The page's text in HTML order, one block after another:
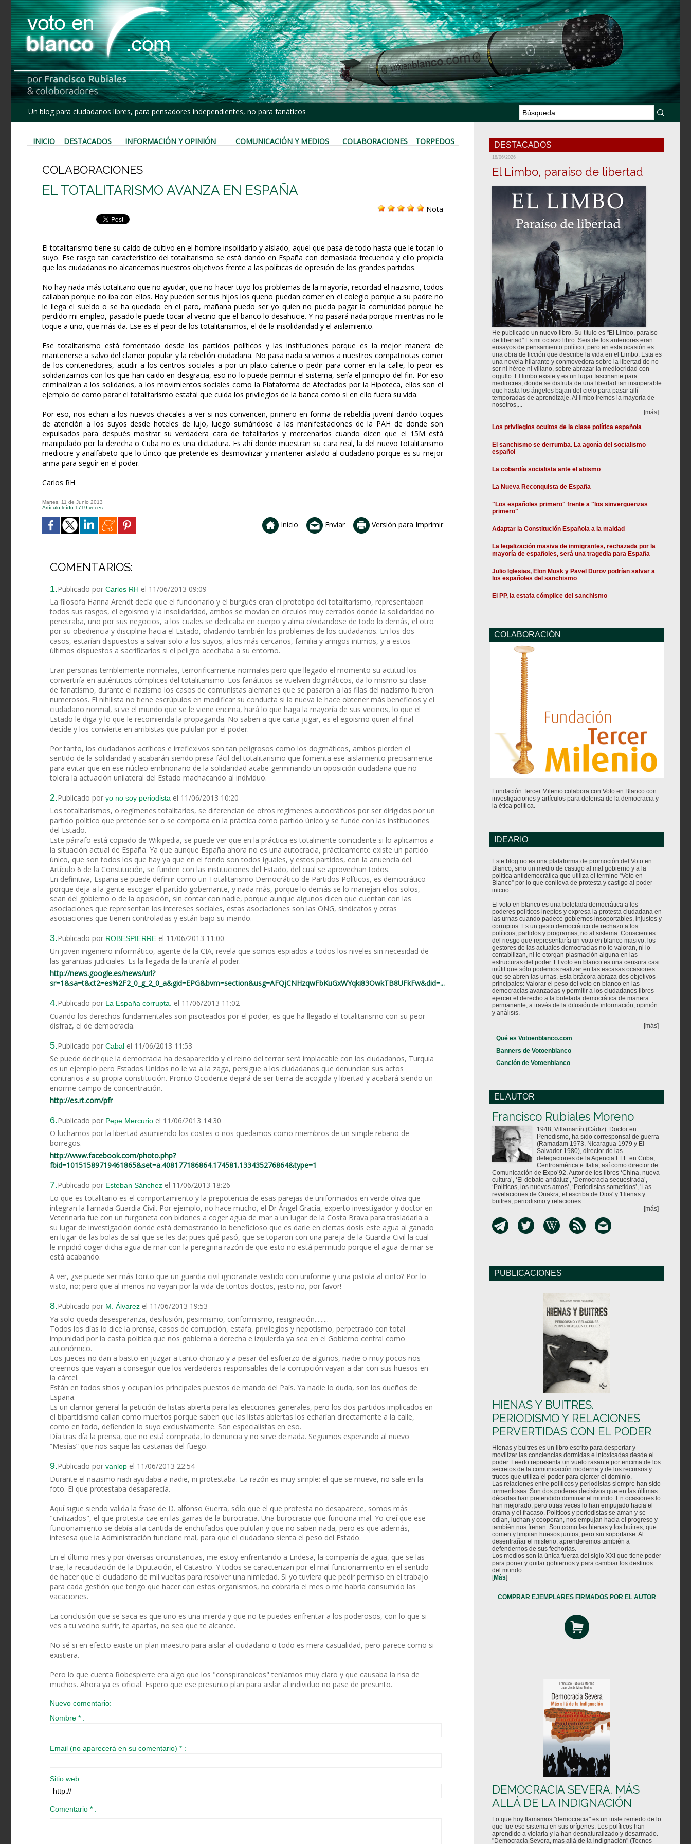
Un blog para ciudadanos libres, para pensadores independientes, no para fanáticos
INICIO DESTACADOS INFORMACIÓN Y OPINIÓN COMUNICACIÓN Y MEDIOS COLABORACIONES TORPEDOS
COLABORACIONES
EL TOTALITARISMO AVANZA EN ESPAÑA
Nota
El totalitarismo tiene su caldo de cultivo en el hombre insolidario y aislado, aquel que pasa de todo hasta que le tocan lo
suyo. Ese rasgo tan característico del totalitarismo se está dando en España con demasiada frecuencia y ello propicia
que los ciudadanos no alcancemos nuestros objetivos frente a las políticas de opresión de los grandes partidos.
No hay nada más totalitario que no ayudar, que no hacer tuyo los problemas de la mayoría, recordad el nazismo, todos
callaban porque no iba con ellos. Hoy pueden ser tus hijos los queno puedan comer en el colegio porque a su padre no
le llega el sueldo o se ha quedado en el paro, mañana puedo ser yo quien no pueda pagar la comunidad porque he
perdido mi empleo, pasado le puede tocar al vecino que el banco lo desahucie. Y no pasará nada porque mientras no le
toque a uno, que más da. Ese es el peor de los totalitarismos, el de la insolidaridad y el aislamiento.
Ese totalitarismo está fomentado desde los partidos políticos y las instituciones porque es la mejor manera de
mantenerse a salvo del clamor popular y la rebelión ciudadana. No pasa nada si vemos a nuestros compatriotas comer
de los contenedores, acudir a los centros sociales a por un plato caliente o pedir para comer en la calle, lo peor es
solidarizarnos con los que han caido en desgracia, eso no lo puede permitir el sistema, sería el principio del fin. Por eso
criminalizan a los solidarios, a los movimientos sociales como la Plataforma de Afectados por la Hipoteca, ellos son el
ejemplo de como parar el totalitarismo estatal que cuida los privilegios de la banca como si en ello fuera su vida.
Por eso, nos echan a los nuevos chacales a ver si nos convencen, primero en forma de rebeldía juvenil dando toques
de atención a los suyos desde hoteles de lujo, luego sumándose a las manifestaciones de la PAH de donde son
expulsados para después mostrar su verdadera cara de totalitarios y mercenarios cuando dicen que el 15M está
manipulado por la derecha o Cuba no es una dictadura. Es ahí donde muestran su cara real, la del nuevo totalitarismo
mediocre y analfabeto que lo único que pretende es desmovilizar y mantener aislado al ciudadano porque es su mejor
arma para seguir en el poder.
Carlos RH
- -
Martes, 11 de Junio 2013
Artículo leído 1719 veces
Inicio Enviar Versión para Imprimir
COMENTARIOS:
1.Publicado por Carlos RH el 11/06/2013 09:09
La filosofa Hanna Arendt decía que el funcionario y el burgués eran el prototipo del totalitarismo, representaban
todos sus rasgos, el egoismo y la insolidaridad, ambos se movían en círculos muy cerrados donde la solidaridad no
penetraba, uno por sus negocios, a los cuales se dedicaba en cuerpo y alma olvidandose de todo lo demás, el otro
por su obediencia y disciplina hacia el Estado, olvidando también los problemas de los ciudadanos. En los dos
casos, estarían dispuestos a salvar solo a los suyos, a los más cercanos, familia y amigos intimos, y a estos
últimos dispuestos a sacrificarlos si el peligro acechaba a su entorno.
Eran personas terriblemente normales, terrorificamente normales pero que llegado el momento su actitud los
convertiría en auténticos cómplices del totalitarismo. Los fanáticos se vuelven dogmáticos, da lo mismo su clase
de fanatismo, durante el nazismo los casos de comunistas alemanes que se pasaron a las filas del nazismo fueron
numerosos. El nihilista no tiene escrúpulos en modificar su conducta si la nueva le hace obtener más beneficios y el
ciudadano normal, si ve el mundo que se le viene encima, hará lo que haga la mayoría de sus vecinos, lo que el
Estado le diga y lo que le recomienda la propaganda. No saben a que carta jugar, es el egoismo quien al final
decide y los convierte en arribistas que pululan por el poder.
Por tanto, los ciudadanos acríticos e irreflexivos son tan peligrosos como los dogmáticos, ambos pierden el
sentido de la solidaridad y acabarán siendo presa fácil del totalitarismo que fomenta ese aislamiento precisamente
para evitar que en ese núcleo embrionario de la solidaridad acabe germinando un oposición ciudadana que no
tolera la actuación unilateral del Estado machacando al individuo.
2.Publicado por yo no soy periodista el 11/06/2013 10:20
Los totalitarismos, o regímenes totalitarios, se diferencian de otros regímenes autocráticos por ser dirigidos por un
partido político que pretende ser o se comporta en la práctica como partido único y se funde con las instituciones
del Estado.
Este párrafo está copiado de Wikipedia, se puede ver que en la práctica es totalmente coincidente si lo aplicamos a
la situación actual de España. Ya que aunque España ahora no es una autocracia, prácticamente existe un partido
único, que son todos los que hay ya que en el fondo son todos iguales, y estos partidos, con la anuencia del
Artículo 6 de la Constitución, se funden con las instituciones del Estado, del cual se aprovechan todos.
En definitiva, España se puede definiir como un Totalitarismo Democrático de Partidos Políticos, es democrático
porque deja a la gente escoger el partido gobernante, y nada más, porque lo demás se lo manejan ellos solos,
sean del gobierno o de la oposición, sin contar con nadie, porque aunque algunos dicen que cuentan con las
asociaciones que representan los intereses sociales, estas asociaciones son las ONG, sindicatos y otras
asociaciones que tienen controladas y están bajo su mando.
3.Publicado por ROBESPIERRE el 11/06/2013 11:00
Un joven ingeniero informático, agente de la CIA, revela que somos espiados a todos los niveles sin necesidad de
las garantias judiciales. Es la llegada de la tiranía al poder.
http://news.google.es/news/url?
sr=1&sa=t&ct2=es%2F2_0_g_2_0_a&gid=EPG&bvm=section&usg=AFQjCNHzqwFbKuGxWYqki83OwkTB8UFkFw&did=...
4.Publicado por La España corrupta.
el 11/06/2013 11:02
Cuando los derechos fundamentales son pisoteados por el poder, es que ha llegado el totalitarismo con su peor
disfraz, el de democracia.
5.Publicado por Cabal el 11/06/2013 11:53
Se puede decir que la democracia ha desaparecido y el reino del terror será implacable con los ciudadanos, Turquia
es un ejemplo pero Estados Unidos no le va a la zaga, persigue a los ciudadanos que denuncian sus actos
contrarios a su propia constitución. Pronto Occidente dejará de ser tierra de acogida y libertad y acabará siendo un
enorme campo de concentración.
http://es.rt.com/pfr
6.Publicado por Pepe Mercurio el 11/06/2013 14:30
O luchamos por la libertad asumiendo los costes o nos quedamos como miembros de un simple rebaño de
borregos.
http://www.facebook.com/photo.php?
fbid=10151589719461865&set=a.408177186864.174581.133435276864&type=1
7.Publicado por Esteban Sánchez el 11/06/2013 18:26
Lo que es totalitario es el comportamiento y la prepotencia de esas parejas de uniformados en verde oliva que
integran la llamada Guardia Civil. Por ejemplo, no hace mucho, el Dr Ángel Gracia, experto investigador y doctor en
Veterinaria fue con un furgoneta con bidones a coger agua de mar a un lugar de la Costa Brava para trasladarla a
su lugar de investigación donde está demostrando lo beneficioso que es darle en ciertas dosis este agua al ganado
en lugar de las bolas de sal que se les da; pues qué pasó, que se toparon con una pareja de la Guardia Civil la cual
le impidió coger dicha agua de mar con la peregrina razón de que esto no está permitido porque el agua de mar se
está acabando.
A ver, ¿se puede ser más tonto que un guardia civil ignoranate vestido con uniforme y una pistola al cinto? Por lo
visto, no; pero que al menos no vayan por la vida de tontos doctos, ¡esto no, por favor!
8.Publicado por M. Álvarez el 11/06/2013 19:53
Ya solo queda desesperanza, desilusión, pesimismo, conformismo, resignación.........
Todos los días lo dice la prensa, casos de corrupción, estafa, privilegios y nepotismo, perpetrado con total
impunidad por la casta política que nos gobierna a derecha e izquierda ya sea en el Gobierno central como
autonómico.
Los jueces no dan a basto en juzgar a tanto chorizo y a pesar del esfuerzo de algunos, nadie o muy pocos nos
creemos que vayan a conseguir que los verdaderos responsables de la corrupción vayan a dar con sus huesos en
la cárcel.
Están en todos sitios y ocupan los principales puestos de mando del País. Ya nadie lo duda, son los dueños de
España.
Es un clamor general la petición de listas abierta para las elecciones generales, pero los dos partidos implicados en
el bipartidismo callan como muertos porque saben que las listas abiertas los echarían directamente a la calle,
como en todo, defienden lo suyo exclusivamente. Son especialistas en eso.
Día tras día la prensa, que no está comprada, lo denuncia y no sirve de nada. Seguimos esperando al nuevo
“Mesías” que nos saque las castañas del fuego.
9.Publicado por vanlop el 11/06/2013 22:54
Durante el nazismo nadi ayudaba a nadie, ni protestaba. La razón es muy simple: el que se mueve, no sale en la
foto. El que protestaba desaparecía.
Aquí sigue siendo valida la frase de D. alfonso Guerra, sólo que el que protesta no desaparece, somos más
"civilizados", el que protesta cae en las garras de la burocracia. Una burocracia que funciona mal. Yo creí que ese
funcionamiento se debía a la cantida de enchufados que pululan y que no saben nada, pero es que además,
intesesa que la Administración funcione mal, para que el ciudadano sienta el peso del Estado.
En el último mes y por diversas circunstancias, me estoy enfrentando a Endesa, la compañía de agua, que se las
trae, la recaudación de la Diputación, el Catastro. Y todos se caracterizan por el mal funcionamiento en el sentido
de hacer que el ciudadano de mil vueltas para resolver una nimiedad. Si yo tuviera que pedir permiso en el trabajo
para cada gestión que tengo que hacer con estos organismos, no cobraría el mes o me habría consumido las
vacaciones.
La conclusión que se saca es que uno es una mierda y que no te puedes enfrentar a los poderosos, con lo que si
ves a tu vecino sufrir, te apartas, no sea que te alcance.
No sé si en efecto existe un plan maestro para aislar al ciudadano o todo es mera casualidad, pero parece como si
existiera.
Pero lo que cuenta Robespierre era algo que los "conspiranoicos" teníamos muy claro y que causaba la risa de
muchos. Ahora ya es oficial. Espero que ese presunto plan para aislar al individuo no pase de presunto.
Nuevo comentario:
Nombre * :
Email (no aparecerá en su comentario) * :
Sitio web :
Comentario * :
DESTACADOS
18/06/2026
El Limbo, paraíso de libertad
He publicado un nuevo libro. Su título es "El Limbo, paraíso
de libertad" Es mi octavo libro. Seis de los anteriores eran
ensayos de pensamiento político, pero en esta ocasión es
una obra de ficción que describe la vida en el Limbo. Esta es
una novela hilarante y conmovedora sobre la libertad de no
ser ni héroe ni villano, sobre abrazar la mediocridad con
orgullo. El limbo existe y es un lugar fascinante para
mediocres, donde se disfruta de una libertad tan insuperable
que hasta los ángeles bajan del cielo para pasar allí
temporadas de aprendizaje. Al limbo iremos la mayoría de
nosotros,...
[más]
Los privilegios ocultos de la clase política española
El sanchismo se derrumba. La agonía del socialismo
español
La cobardía socialista ante el abismo
La Nueva Reconquista de España
"Los españoles primero" frente a "los sinvergüenzas
primero"
Adaptar la Constitución Española a la maldad
La legalización masiva de inmigrantes, rechazada por la
mayoría de españoles, será una tragedia para España
Julio Iglesias, Elon Musk y Pavel Durov podrían salvar a
los españoles del sanchismo
El PP, la estafa cómplice del sanchismo
COLABORACIÓN
Fundación Tercer Milenio colabora con Voto en Blanco con
investigaciones y artículos para defensa de la democracia y
la ética política.
IDEARIO
Este blog no es una plataforma de promoción del Voto en
Blanco, sino un medio de castigo al mal gobierno y a la
política antidemocrática que utiliza el termino “Voto en
Blanco” por lo que conlleva de protesta y castigo al poder
inicuo.
El voto en blanco es una bofetada democrática a los
poderes políticos ineptos y expresa la protesta ciudadana en
las urnas cuando padece gobiernos insoportables, injustos y
corruptos. Es un gesto democrático de rechazo a los
políticos, partidos y programas, no al sistema. Conscientes
del riesgo que representaría un voto en blanco masivo, los
gestores de las actuales democracias no lo valoran, ni lo
contabilizan, ni le otorgan plasmación alguna en las
estructuras del poder. El voto en blanco es una censura casi
inútil que sólo podemos realizar en las escasas ocasiones
que se abren las urnas. Esta bitácora abraza dos objetivos
principales: Valorar el peso del voto en blanco en las
democracias avanzadas y permitir a los ciudadanos libres
ejercer el derecho a la bofetada democrática de manera
permanente, a través de la difusión de información, opinión
y análisis.
[más]
Qué es Votoenblanco.com
Banners de Votoenblanco
Canción de Votoenblanco
EL AUTOR
Francisco Rubiales Moreno
1948, Villamartín (Cádiz). Doctor en
Periodismo, ha sido corresponsal de guerra
(Ramadam 1973, Nicaragua 1979 y El
Salvador 1980), director de las
delegaciones de la Agencia EFE en Cuba,
Centroamérica e Italia, así como director de
Comunicación de Expo’92. Autor de los libros ‘China, nueva
cultura’, ‘El debate andaluz’, ‘Democracia secuestrada’,
‘Políticos, los nuevos amos’, ‘Periodistas sometidos’, 'Las
revelaciones de Onakra, el escriba de Dios' y 'Hienas y
buitres, periodismo y relaciones...
[más]
PUBLICACIONES
HIENAS Y BUITRES.
PERIODISMO Y RELACIONES
PERVERTIDAS CON EL PODER
Hienas y buitres es un libro escrito para despertar y
movilizar las conciencias dormidas e intoxicadas desde el
poder. Leerlo representa un vuelo rasante por encima de los
secretos de la comunicación moderna y de los recursos y
trucos que utiliza el poder para ejercer el dominio.
Las relaciones entre políticos y periodistas siempre han sido
tormentosas. Son dos poderes decisivos que en las últimas
décadas han pretendido dominar el mundo. En ocasiones lo
han mejorado, pero otras veces lo han empujado hacia el
drama y el fracaso. Políticos y periodistas se aman y se
odian, luchan y cooperan, nos empujan hacia el progreso y
también nos frenan. Son como las hienas y los buitres, que
comen y limpian huesos juntos, pero sin soportarse. Al
desentrañar el misterio, aprenderemos también a
defendernos de sus fechorías.
Los medios son la única fuerza del siglo XXI que tiene poder
para poner y quitar gobiernos y para cambiar los destinos
del mundo.
[Más]
COMPRAR EJEMPLARES FIRMADOS POR EL AUTOR
DEMOCRACIA SEVERA. MÁS
ALLÁ DE LA INDIGNACIÓN
Lo que hoy llamamos "democracia" es un triste remedo de lo
que fue ese sistema en sus orígenes. Los políticos han
aprendido a violarla y la han desnaturalizado y desarmado.
"Democracia Severa, mas allá de la indignación" (Tecnos